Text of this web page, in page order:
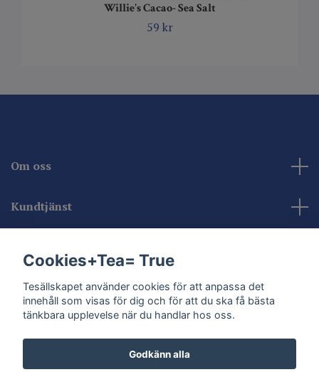
Willie's Cacao- Sea Salt
59 kr
Om oss
Kundtjänst
Sociala medier
Cookies+Tea= True
Tesällskapet använder cookies för att anpassa det
innehåll som visas för dig och för att du ska få bästa
tänkbara upplevelse när du handlar hos oss.
Godkänn alla